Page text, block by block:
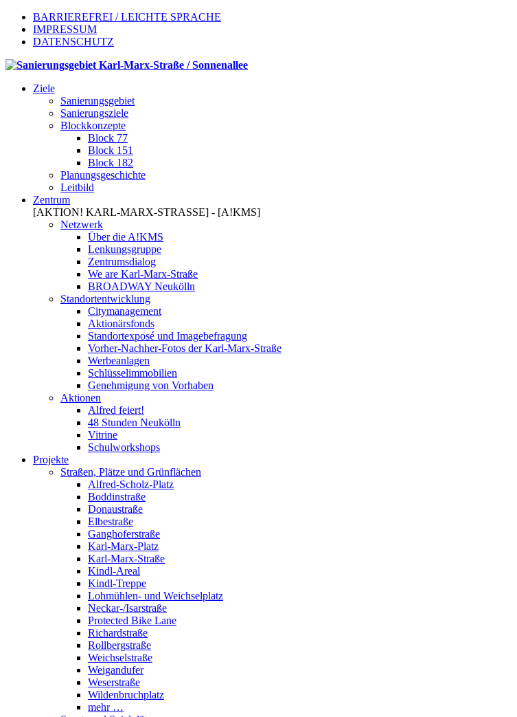
BARRIEREFREI / LEICHTE SPRACHE
IMPRESSUM
DATENSCHUTZ
Ziele
Sanierungsgebiet
Sanierungsziele
Blockkonzepte
Block 77
Block 151
Block 182
Planungsgeschichte
Leitbild
Zentrum
[AKTION! KARL-MARX-STRASSE] - [A!KMS]
Netzwerk
Über die A!KMS
Lenkungsgruppe
Zentrumsdialog
We are Karl-Marx-Straße
BROADWAY Neukölln
Standortentwicklung
Citymanagement
Aktionärsfonds
Standortexposé und Imagebefragung
Vorher-Nachher-Fotos der Karl-Marx-Straße
Werbeanlagen
Schlüsselimmobilien
Genehmigung von Vorhaben
Aktionen
Alfred feiert!
48 Stunden Neukölln
Vitrine
Schulworkshops
Projekte
Straßen, Plätze und Grünflächen
Alfred-Scholz-Platz
Boddinstraße
Donaustraße
Elbestraße
Ganghoferstraße
Karl-Marx-Platz
Karl-Marx-Straße
Kindl-Areal
Kindl-Treppe
Lohmühlen- und Weichselplatz
Neckar-/Isarstraße
Protected Bike Lane
Richardstraße
Rollbergstraße
Weichselstraße
Weigandufer
Weserstraße
Wildenbruchplatz
mehr …